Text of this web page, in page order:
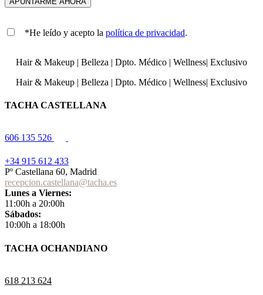
*He leído y acepto la política de privacidad.
Hair & Makeup | Belleza | Dpto. Médico | Wellness| Exclusivo
Hair & Makeup | Belleza | Dpto. Médico | Wellness| Exclusivo
TACHA CASTELLANA
606 135 526
+34 915 612 433
Pº Castellana 60, Madrid
recepcion.castellana@tacha.es
Lunes a Viernes:
11:00h a 20:00h
Sábados:
10:00h a 18:00h
TACHA OCHANDIANO
618 213 624